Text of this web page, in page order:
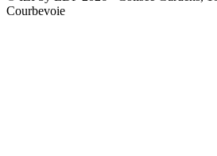
Courbevoie